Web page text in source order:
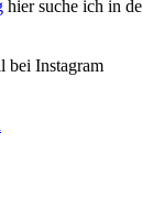
hier suche ich in
bei Instagram